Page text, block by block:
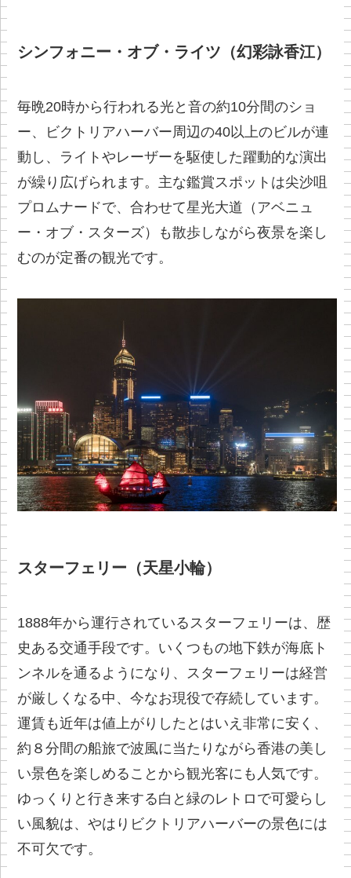
シンフォニー・オブ・ライツ（幻彩詠香江）
毎晩20時から行われる光と音の約10分間のショ
ー、ビクトリアハーバー周辺の40以上のビルが連
動し、ライトやレーザーを駆使した躍動的な演出
が繰り広げられます。主な鑑賞スポットは尖沙咀
プロムナードで、合わせて星光大道（アベニュ
ー・オブ・スターズ）も散歩しながら夜景を楽し
むのが定番の観光です。
スターフェリー（天星小輪）
1888年から運行されているスターフェリーは、歴
史ある交通手段です。いくつもの地下鉄が海底ト
ンネルを通るようになり、スターフェリーは経営
が厳しくなる中、今なお現役で存続しています。
運賃も近年は値上がりしたとはいえ非常に安く、
約８分間の船旅で波風に当たりながら香港の美し
い景色を楽しめることから観光客にも人気です。
ゆっくりと行き来する白と緑のレトロで可愛らし
い風貌は、やはりビクトリアハーバーの景色には
不可欠です。